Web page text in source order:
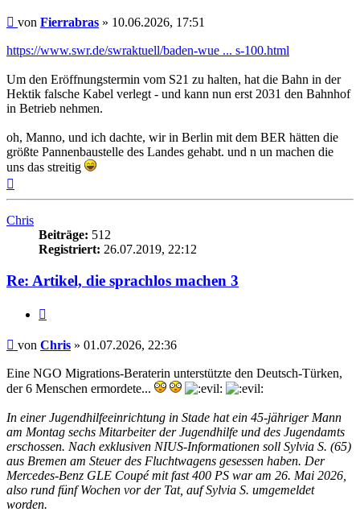
Beitrag
von Fierrabras » 10.06.2026, 17:51
https://www.swr.de/swraktuell/baden-wue ... s-100.html
Um den Eröffnungstermin vom S21 zu halten, hat die Bahn in der
Hektik falsche Kabel verlegt - und kann nun erst 2031 den Bahnhof
in Betrieb nehmen.
oh, Manno, und ich dachte, wir in Berlin mit dem BER hätten die
größte Pannenbaustelle des Landes gehabt. und n un machen die
uns das streitig
oben
Chris
Beiträge: 512
Registriert: 26.07.2019, 22:12
Re: Artikel, die sprachlos machen 3
Beitrag
von Chris » 01.07.2026, 22:36
Eine NGO Migrations-Beraterin unterstützte den Deutsch-Türken,
der 6 Menschen ermordete...
In einer Jugendhilfeeinrichtung in Stade hat ein 45-jähriger Mann
am Montag sechs Mitarbeiter der Jugendhilfe und des Jugendamts
erschossen. Nach exklusiven NIUS-Informationen soll Sylvia S. (65)
aus Bremen am Steuer des Fluchtwagens gesessen haben. Der
Mercedes-Benz GLE Coupé mit fast 400 PS war am 26. Mai 2026,
also rund fünf Wochen vor der Tat, auf Sylvia S. umgemeldet
worden.